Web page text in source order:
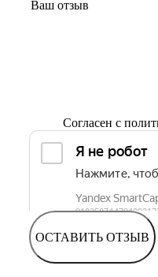
Согласен с
ОСТАВИТЬ ОТЗЫВ